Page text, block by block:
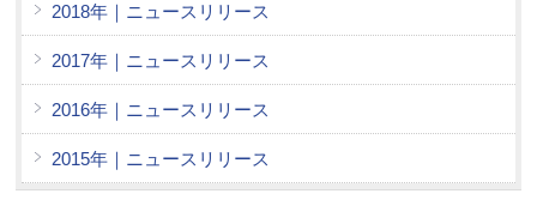
2018年｜ニュースリリース
2017年｜ニュースリリース
2016年｜ニュースリリース
2015年｜ニュースリリース